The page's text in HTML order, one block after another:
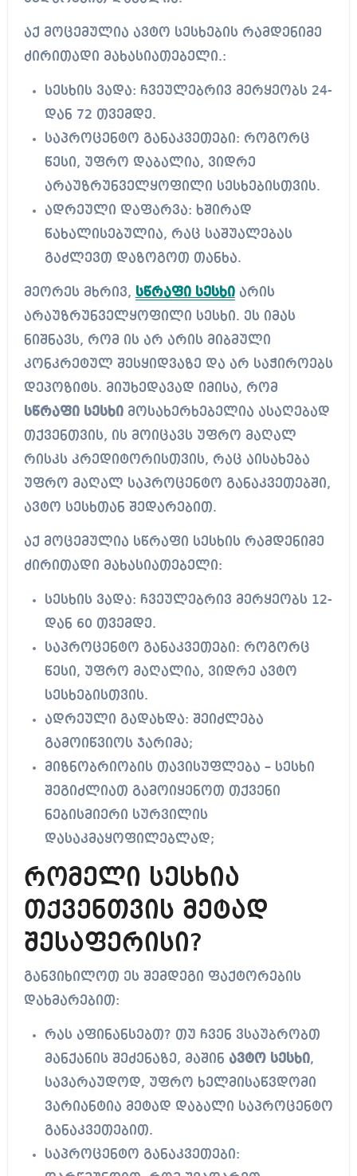
აქ მოცემულია ავტო სესხების რამდენიმე
ძირითადი მახასიათებელი.:
სესხის ვადა: ჩვეულებრივ მერყეობს 24-
დან 72 თვემდე.
საპროცენტო განაკვეთები: როგორც
წესი, უფრო დაბალია, ვიდრე
არაუზრუნველყოფილი სესხებისთვის.
ადრეული დაფარვა: ხშირად
წახალისებულია, რაც საშუალებას
გაძლევთ დაზოგოთ თანხა.
მეორეს მხრივ, სწრაფი სესხი არის
არაუზრუნველყოფილი სესხი. ეს იმას
ნიშნავს, რომ ის არ არის მიბმული
კონკრეტულ შესყიდვაზე და არ საჭიროებს
დეპოზიტს. მიუხედავად იმისა, რომ
სწრაფი სესხიმოსახერხებელია ასაღებად
თქვენთვის, ის მოიცავს უფრო მაღალ
რისკს კრედიტორისთვის, რაც აისახება
უფრო მაღალ საპროცენტო განაკვეთებში,
ავტო სესხთან შედარებით.
აქ მოცემულია სწრაფი სესხის რამდენიმე
ძირითადი მახასიათებელი:
სესხის ვადა: ჩვეულებრივ მერყეობს 12-
დან 60 თვემდე.
საპროცენტო განაკვეთები: როგორც
წესი, უფრო მაღალია, ვიდრე ავტო
სესხებისთვის.
ადრეული გადახდა: შეიძლება
გამოიწვიოს ჯარიმა;
მიზნობრიობის თავისუფლება – სესხი
შეგიძლიათ გამოიყენოთ თქვენი
ნებისმიერი სურვილის
დასაკმაყოფილებლად;
რომელი სესხია
თქვენთვის მეტად
შესაფერისი?
განვიხილოთ ეს შემდეგი ფაქტორების
დახმარებით:
რას აფინანსებთ? თუ ჩვენ ვსაუბრობთ
მანქანის შეძენაზე, მაშინ ავტო სესხი,
სავარაუდოდ, უფრო ხელმისაწვდომი
ვარიანტია მეტად დაბალი საპროცენტო
განაკვეთებით.
საპროცენტო განაკვეთები: